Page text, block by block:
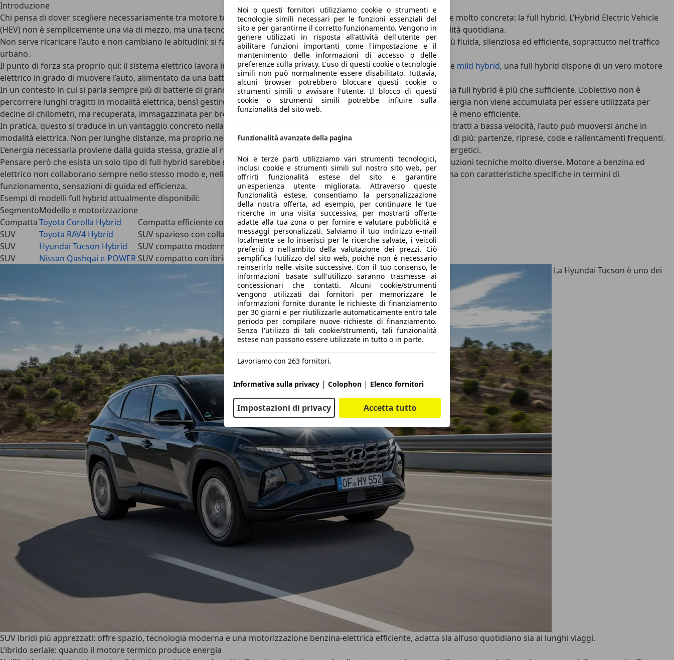
Noi o questi fornitori utilizziamo cookie o strumenti e
tecnologie simili necessari per le funzioni essenziali del
sito e per garantirne il corretto funzionamento. Vengono in
genere utilizzati in risposta all'attività dell'utente per
abilitare funzioni importanti come l'impostazione e il
mantenimento delle informazioni di accesso o delle
preferenze sulla privacy. L'uso di questi cookie o tecnologie
simili non può normalmente essere disabilitato. Tuttavia,
alcuni browser potrebbero bloccare questi cookie o
strumenti simili o avvisare l'utente. Il blocco di questi
cookie o strumenti simili potrebbe influire sulla
funzionalità del sito web.
Funzionalità avanzate della pagina
Noi e terze parti utilizziamo vari strumenti tecnologici,
inclusi cookie e strumenti simili sul nostro sito web, per
offrirti funzionalità estese del sito e garantire
un'esperienza utente migliorata. Attraverso queste
funzionalità estese, consentiamo la personalizzazione
della nostra offerta, ad esempio, per continuare le tue
ricerche in una visita successiva, per mostrarti offerte
adatte alla tua zona o per fornire e valutare pubblicità e
messaggi personalizzati. Salviamo il tuo indirizzo e-mail
localmente se lo inserisci per le ricerche salvate, i veicoli
preferiti o nell'ambito della valutazione dei prezzi. Ciò
semplifica l'utilizzo del sito web, poiché non è necessario
reinserirlo nelle visite successive. Con il tuo consenso, le
informazioni basate sull'utilizzo saranno trasmesse ai
concessionari che contatti. Alcuni cookie/strumenti
vengono utilizzati dai fornitori per memorizzare le
informazioni fornite durante le richieste di finanziamento
per 30 giorni e per riutilizzarle automaticamente entro tale
periodo per compilare nuove richieste di finanziamento.
Senza l'utilizzo di tali cookie/strumenti, tali funzionalità
estese non possono essere utilizzate in tutto o in parte.
Lavoriamo con 263 fornitori.
Informativa sulla privacy | Colophon | Elenco fornitori
Impostazioni di privacy Accetta tutto
Introduzione
Chi pensa di dover scegliere necessariamente tra motore termico ed elettrico puro spesso trascura una terza soluzione molto concreta: la full hybrid. L’Hybrid Electric Vehicle
(HEV) non è semplicemente una via di mezzo, ma una tecnologia progettata per adattarsi alle esigenze reali della mobilità quotidiana.
Non serve ricaricare l’auto e non cambiano le abitudini: si fa rifornimento come sempre, ma si beneficia di una guida più fluida, silenziosa ed efficiente, soprattutto nel traffico
urbano.
Il punto di forza sta proprio qui: il sistema elettrico lavora in modo continuo e intelligente . A differenza dimicro hybrid e mild hybrid, una full hybrid dispone di un vero motore
elettrico in grado di muovere l’auto, alimentato da una batteria compatta (circa 1–2 kWh).
In un contesto in cui si parla sempre più di batterie di grande capacità, questo valore può sembrare limitato, ma per una full hybrid è più che sufficiente. L’obiettivo non è
percorrere lunghi tragitti in modalità elettrica, bensì gestire e recuperare energia nel modo più efficiente possibile. L’energia non viene accumulata per essere utilizzata per
decine di chilometri, ma recuperata, immagazzinata per brevi periodi e riutilizzata nei momenti in cui il motore termico è meno efficiente.
In pratica, questo si traduce in un vantaggio concreto nella guida quotidiana. Nelle manovre, nel traffico cittadino o nei tratti a bassa velocità, l’auto può muoversi anche in
modalità elettrica. Non per lunghe distanze, ma proprio nelle situazioni in cui un motore termico tradizionale consuma di più: partenze, riprese, code e rallentamenti frequenti.
L’energia necessaria proviene dalla guida stessa, grazie al recupero in frenata e a una gestione intelligente dei flussi energetici.
Pensare però che esista un solo tipo di full hybrid sarebbe riduttivo. Dietro questa definizione si nascondono infatti soluzioni tecniche molto diverse. Motore a benzina ed
elettrico non collaborano sempre nello stesso modo e, nella pratica, si sono affermate tre architetture principali, ognuna con caratteristiche specifiche in termini di
funzionamento, sensazioni di guida ed efficienza.
Esempi di modelli full hybrid attualmente disponibili:
SegmentoModello e motorizzazione
Breve descrizione
CompattaToyota Corolla Hybrid
Compatta efficiente con sistema full hybrid a ripartizione di potenza.
SUV
Toyota RAV4 Hybrid
SUV spazioso con collaudata tecnologia ibrida a ripartizione di potenza.
SUV
Hyundai Tucson Hybrid
SUV compatto moderno con sistema ibrido completo parallelo.
SUV
Nissan Qashqai e-POWER SUV compatto con ibrido seriale: trazione elettrica, benzina come generatore.
La Hyundai Tucson è uno dei
SUV ibridi più apprezzati: offre spazio, tecnologia moderna e una motorizzazione benzina-elettrica efficiente, adatta sia all’uso quotidiano sia ai lunghi viaggi.
L’ibrido seriale: quando il motore termico produce energia